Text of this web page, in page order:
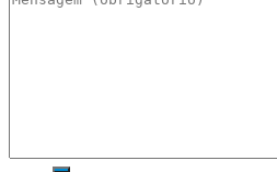
Endereço de email: